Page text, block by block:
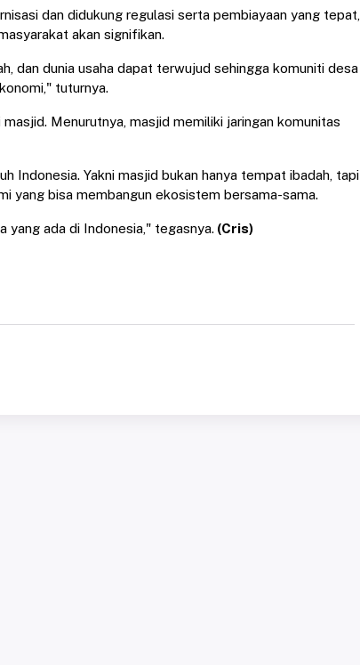
dan didukung regulasi serta pembiayaan yang tepat,
akan signifikan.
dan dunia usaha dapat terwujud sehingga komuniti desa
tuturnya.
Menurutnya, masjid memiliki jaringan komunitas
Indonesia. Yakni masjid bukan hanya tempat ibadah, tapi
yang bisa membangun ekosistem bersama-sama.
yang ada di Indonesia," tegasnya. (Cris)